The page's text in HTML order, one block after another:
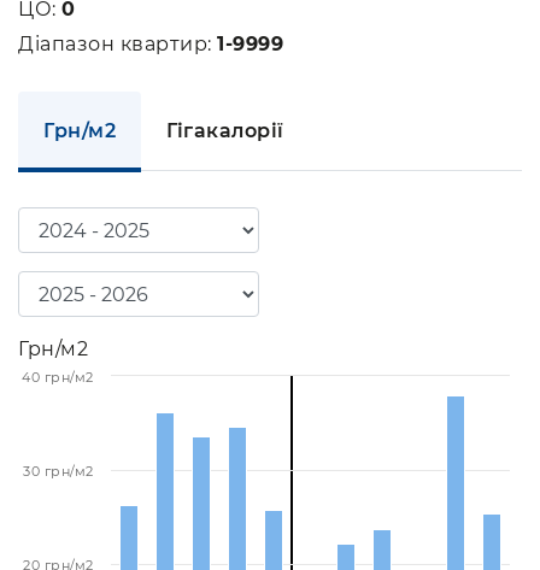
ЦО: 0
Діапазон квартир: 1-9999
Грн/м2 Гігакалорії
Грн/м2
20 грн/м2
30 грн/м2
40 грн/м2